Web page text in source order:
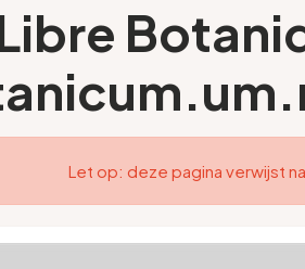
Let op: deze pagina verwijst